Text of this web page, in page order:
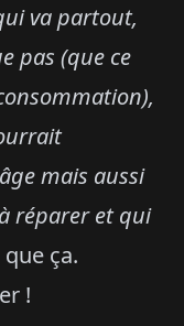
va partout,
pas (que ce
mais aussi
réparer et qui
que ça.
!